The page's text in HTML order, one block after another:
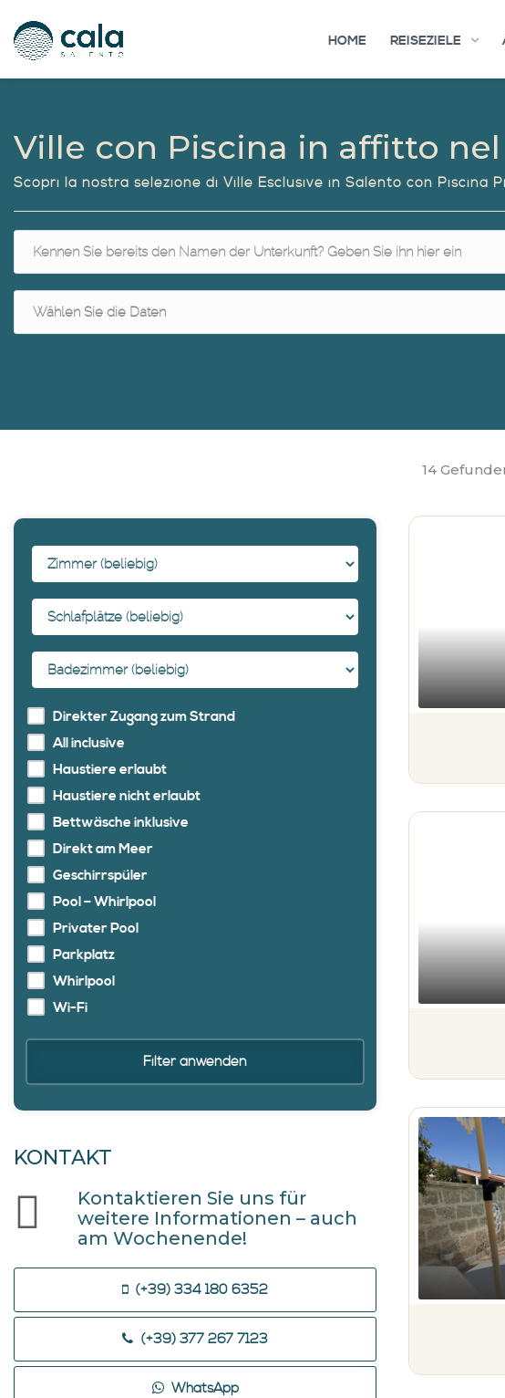
HOME REISEZIELE
Ville con Piscina in affitto
Scopri la nostra selezione di Ville Esclusive in Salento con Piscina
KARTE ÖFFNEN
Direkter Zugang zum Strand
All inclusive
Haustiere erlaubt
Haustiere nicht erlaubt
Bettwäsche inklusive
Direkt am Meer
Geschirrspüler
Pool – Whirlpool
Privater Pool
Parkplatz
Whirlpool
Wi-Fi
Filter anwenden
KONTAKT
Kontaktieren Sie uns für
weitere Informationen – auch
am Wochenende!
(+39) 334 180 6352
(+39) 377 267 7123
WhatsApp
14